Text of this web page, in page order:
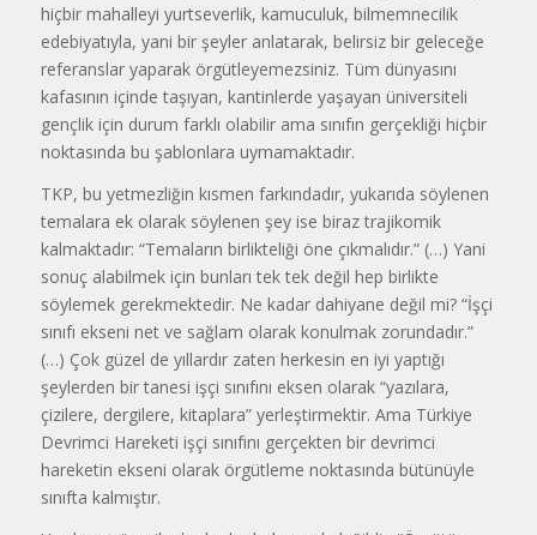
hiçbir mahalleyi yurtseverlik, kamuculuk, bilmemnecilik
edebiyatıyla, yani bir şeyler anlatarak, belirsiz bir geleceğe
referanslar yaparak örgütleyemezsiniz. Tüm dünyasını
kafasının içinde taşıyan, kantinlerde yaşayan üniversiteli
gençlik için durum farklı olabilir ama sınıfın gerçekliği hiçbir
noktasında bu şablonlara uymamaktadır.
TKP, bu yetmezliğin kısmen farkındadır, yukarıda söylenen
temalara ek olarak söylenen şey ise biraz trajikomik
kalmaktadır: “Temaların birlikteliği öne çıkmalıdır.” (…) Yani
sonuç alabilmek için bunları tek tek değil hep birlikte
söylemek gerekmektedir. Ne kadar dahiyane değil mi? “İşçi
sınıfı ekseni net ve sağlam olarak konulmak zorundadır.”
(…) Çok güzel de yıllardır zaten herkesin en iyi yaptığı
şeylerden bir tanesi işçi sınıfını eksen olarak “yazılara,
çizilere, dergilere, kitaplara” yerleştirmektir. Ama Türkiye
Devrimci Hareketi işçi sınıfını gerçekten bir devrimci
hareketin ekseni olarak örgütleme noktasında bütünüyle
sınıfta kalmıştır.